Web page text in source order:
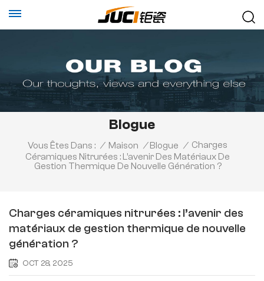
Blogue
Vous Êtes Dans : / Maison / Blogue / Charges
Céramiques Nitrurées : L’avenir Des Matériaux De
Gestion Thermique De Nouvelle Génération ?
Charges céramiques nitrurées : l’avenir des
matériaux de gestion thermique de nouvelle
génération ?
OCT 28, 2025